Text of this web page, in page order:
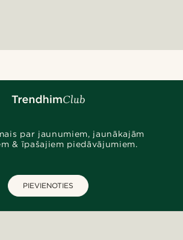
par jaunumiem, jaunākajām
& īpašajiem piedāvājumiem.
PIEVIENOTIES